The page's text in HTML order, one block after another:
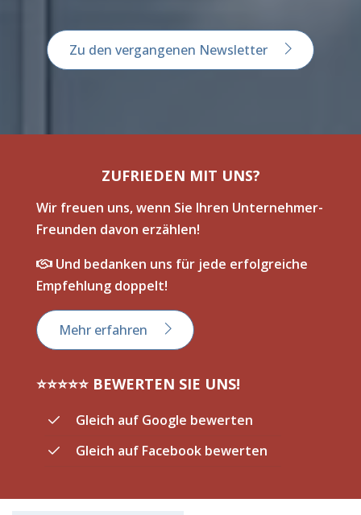
Zu den vergangenen Newsletter
⭐️⭐️⭐️⭐️⭐️ BEWERTEN SIE UNS!
Gleich auf Google bewerten
Gleich auf Facebook bewerten
ZUFRIEDEN MIT UNS?
Wir freuen uns, wenn Sie Ihren Unternehmer-
Freunden davon erzählen!
Und bedanken uns für jede erfolgreiche
Empfehlung doppelt!
Mehr erfahren